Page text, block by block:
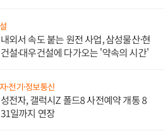
외서 속도 붙는 원전 사업, 삼성물산·현
설·대우건설에 다가오는 '약속의 시간'
·전기·정보통신
전자, 갤럭시Z 폴드8 사전예약 개통 8
일까지 연장